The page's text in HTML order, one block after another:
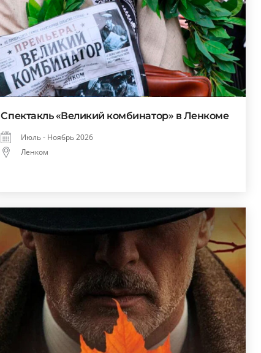
Спектакль «Великий комбинатор» в Ленкоме
Июль - Ноябрь 2026
Ленком